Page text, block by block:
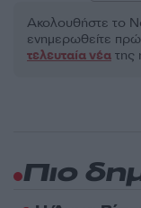
Ακολουθήστε το
ενημερωθείτε
τελευταία νέα της
Πιο